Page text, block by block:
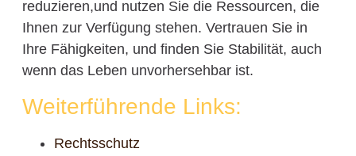
reduzieren,und nutzen Sie die Ressourcen, die
Ihnen zur Verfügung stehen. Vertrauen Sie in
Ihre Fähigkeiten, und finden Sie Stabilität, auch
wenn das Leben unvorhersehbar ist.
Weiterführende Links:
Rechtsschutz